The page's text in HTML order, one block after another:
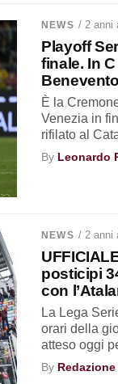
NEWS / 2 anni
Playoff
finale. In
Benevento
È la
Venezia in
rifilato al
By Leonardo
NEWS / 2 anni
posticipi
con
La Lega
orari della
atteso oggi
By Redazione